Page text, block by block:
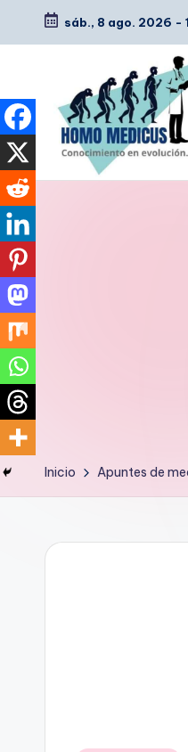
Saltar
contenido
sáb., 8 ago. 2026 -
i
c
u
Inicio Apuntes de